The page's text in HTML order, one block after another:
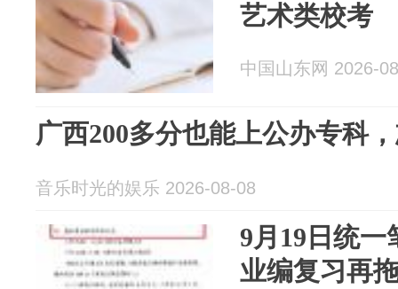
艺术类校考
中国山东网 2026-
广西200多分也能上公办专科
音乐时光的娱乐 2026-08-08
9月19日统一
业编复习再